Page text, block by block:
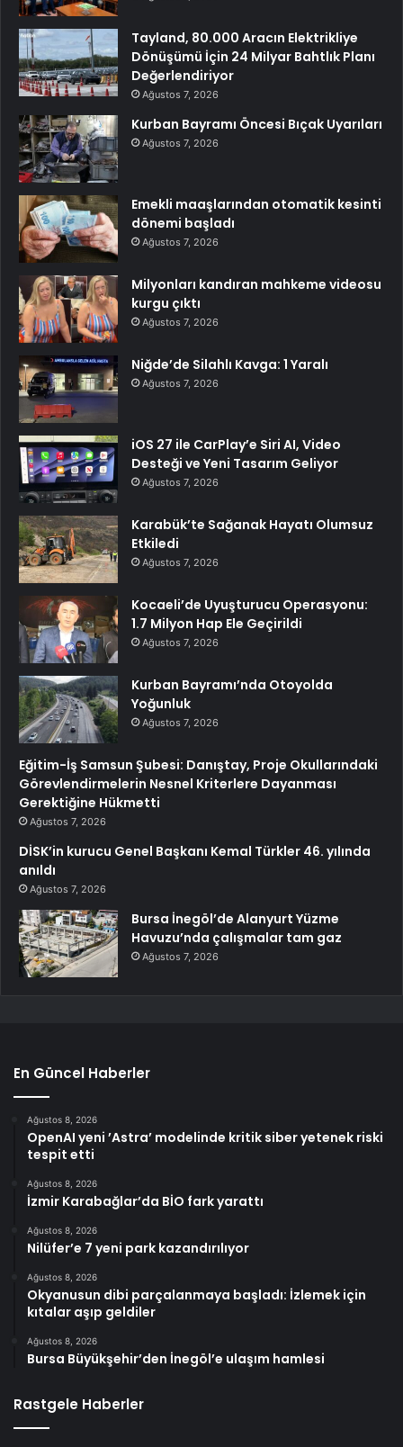
Tayland, 80.000 Aracın Elektrikliye
Dönüşümü İçin 24 Milyar Bahtlık Planı
Değerlendiriyor
Ağustos 7, 2026
Kurban Bayramı Öncesi Bıçak Uyarıları
Ağustos 7, 2026
Emekli maaşlarından otomatik kesinti
dönemi başladı
Ağustos 7, 2026
Milyonları kandıran mahkeme videosu
kurgu çıktı
Ağustos 7, 2026
Niğde’de Silahlı Kavga: 1 Yaralı
Ağustos 7, 2026
iOS 27 ile CarPlay’e Siri AI, Video
Desteği ve Yeni Tasarım Geliyor
Ağustos 7, 2026
Karabük’te Sağanak Hayatı Olumsuz
Etkiledi
Ağustos 7, 2026
Kocaeli’de Uyuşturucu Operasyonu:
1.7 Milyon Hap Ele Geçirildi
Ağustos 7, 2026
Kurban Bayramı’nda Otoyolda
Yoğunluk
Ağustos 7, 2026
Eğitim-İş Samsun Şubesi: Danıştay, Proje Okullarındaki
Görevlendirmelerin Nesnel Kriterlere Dayanması
Gerektiğine Hükmetti
Ağustos 7, 2026
DİSK’in kurucu Genel Başkanı Kemal Türkler 46. yılında
anıldı
Ağustos 7, 2026
Bursa İnegöl’de Alanyurt Yüzme
Havuzu’nda çalışmalar tam gaz
Ağustos 7, 2026
En Güncel Haberler
Ağustos 8, 2026
OpenAI yeni ’Astra’ modelinde kritik siber yetenek riski
tespit etti
Ağustos 8, 2026
İzmir Karabağlar’da BİO fark yarattı
Ağustos 8, 2026
Nilüfer’e 7 yeni park kazandırılıyor
Ağustos 8, 2026
Okyanusun dibi parçalanmaya başladı: İzlemek için
kıtalar aşıp geldiler
Ağustos 8, 2026
Bursa Büyükşehir’den İnegöl’e ulaşım hamlesi
Rastgele Haberler